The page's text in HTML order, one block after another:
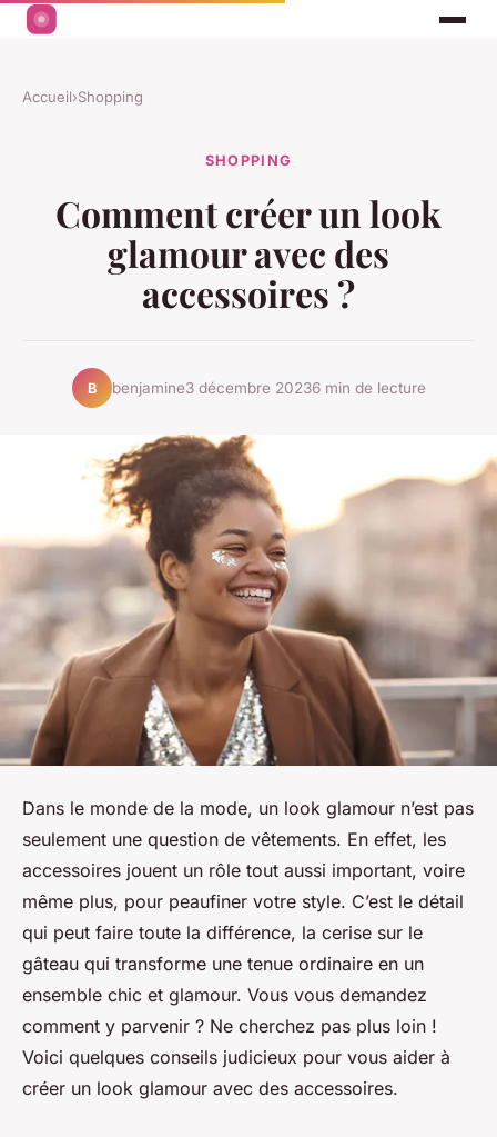
Accueil›Shopping
SHOPPING
Comment créer un look
glamour avec des
accessoires ?
B benjamine3 décembre 20236 min de lecture
Dans le monde de la mode, un look glamour n’est pas
seulement une question de vêtements. En effet, les
accessoires jouent un rôle tout aussi important, voire
même plus, pour peaufiner votre style. C’est le détail
qui peut faire toute la différence, la cerise sur le
gâteau qui transforme une tenue ordinaire en un
ensemble chic et glamour. Vous vous demandez
comment y parvenir ? Ne cherchez pas plus loin !
Voici quelques conseils judicieux pour vous aider à
créer un look glamour avec des accessoires.